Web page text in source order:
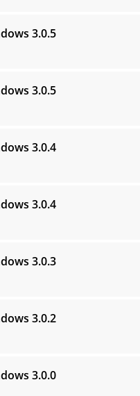
3.0.5
3.0.5
3.0.4
3.0.4
3.0.3
3.0.2
3.0.0